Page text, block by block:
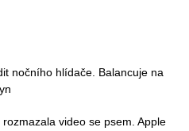
nočního hlídače. Balancuje na
video se psem. Apple